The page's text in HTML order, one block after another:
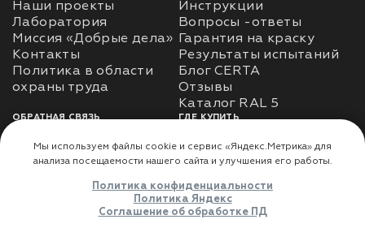
Наши проекты
Лаборатория
Миссия «Добрые дела»
Контакты
Политика в области
Инструкции
Вопросы -ответы
Гарантия на краску
Результаты испытаний
Блог CERTA
Отзывы
Каталог RAL 5
ОБРАТНАЯ СВЯЗЬ
Использование
использования личных
ГДЕ КУПИТЬ
Доставка
Где купить